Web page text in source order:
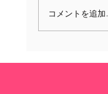
コメントを追